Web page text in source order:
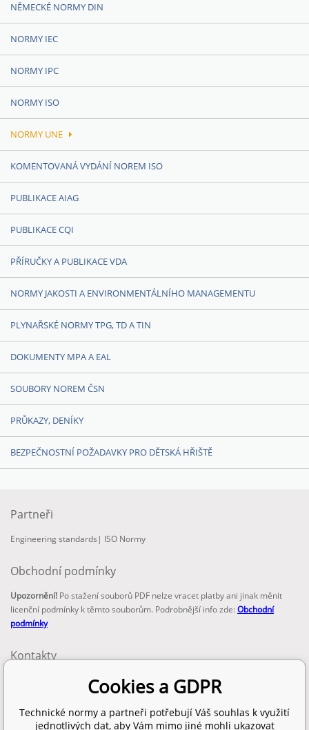
NĚMECKÉ NORMY DIN
NORMY IEC
NORMY IPC
NORMY ISO
NORMY UNE
KOMENTOVANÁ VYDÁNÍ NOREM ISO
PUBLIKACE AIAG
PUBLIKACE CQI
PŘÍRUČKY A PUBLIKACE VDA
NORMY JAKOSTI A ENVIRONMENTÁLNÍHO MANAGEMENTU
PLYNAŘSKÉ NORMY TPG, TD A TIN
DOKUMENTY MPA A EAL
SOUBORY NOREM ČSN
PRŮKAZY, DENÍKY
BEZPEČNOSTNÍ POŽADAVKY PRO DĚTSKÁ HŘIŠTĚ
Partneři
Engineering standards | ISO Normy
Obchodní podmínky
Upozornění! Po stažení souborů PDF nelze vracet platby ani jinak měnit
licenční podmínky k těmto souborům. Podrobnější info zde:Obchodní
podmínky
Kontakty
info@technickenormy.cz
obchod@technickenormy.cz
Telefon:
Cookies a GDPR
Technické normy a partneři potřebují Váš souhlas k využití
jednotlivých dat, aby Vám mimo jiné mohli ukazovat